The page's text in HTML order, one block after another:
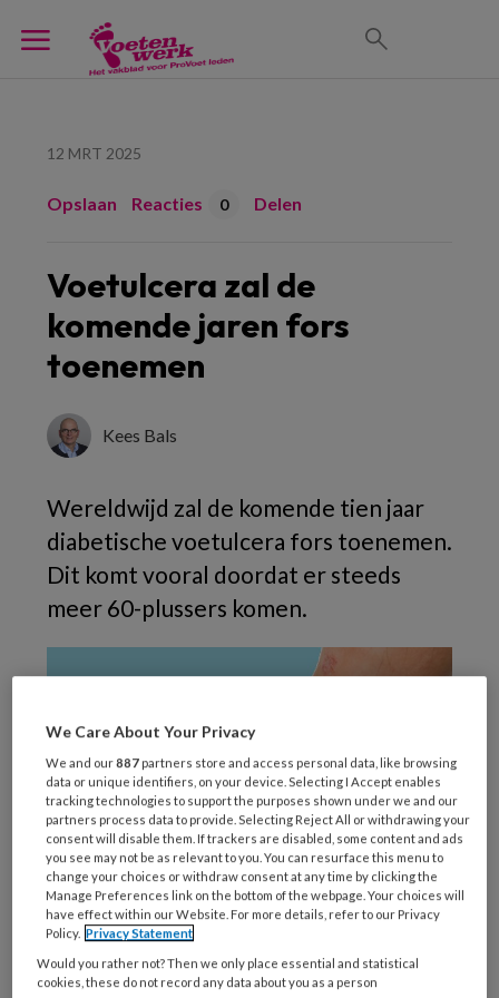
12 MRT 2025
Opslaan Reacties 0 Delen
Voetulcera zal de
komende jaren fors
toenemen
Kees Bals
Wereldwijd zal de komende tien jaar
diabetische voetulcera fors toenemen.
Dit komt vooral doordat er steeds
meer 60-plussers komen.
De Wereldgezondheidsorganisatie (WHO)
gaat ervan uit dat over vijf jaar één op de zes
mensen ouder is dan zestig. Over 25 jaar zal
We Care About Your Privacy
We and our887 partners store and access personal data, like browsing
data or unique identifiers, on your device. Selecting I Accept enables
tracking technologies to support the purposes shown under we and our
partners process data to provide. Selecting Reject All or withdrawing your
consent will disable them. If trackers are disabled, some content and ads
you see may not be as relevant to you. You can resurface this menu to
change your choices or withdraw consent at any time by clicking the
Manage Preferences link on the bottom of the webpage. Your choices will
have effect within our Website. For more details, refer to our Privacy
Policy. Privacy Statement
Would you rather not? Then we only place essential and statistical
cookies, these do not record any data about you as a person